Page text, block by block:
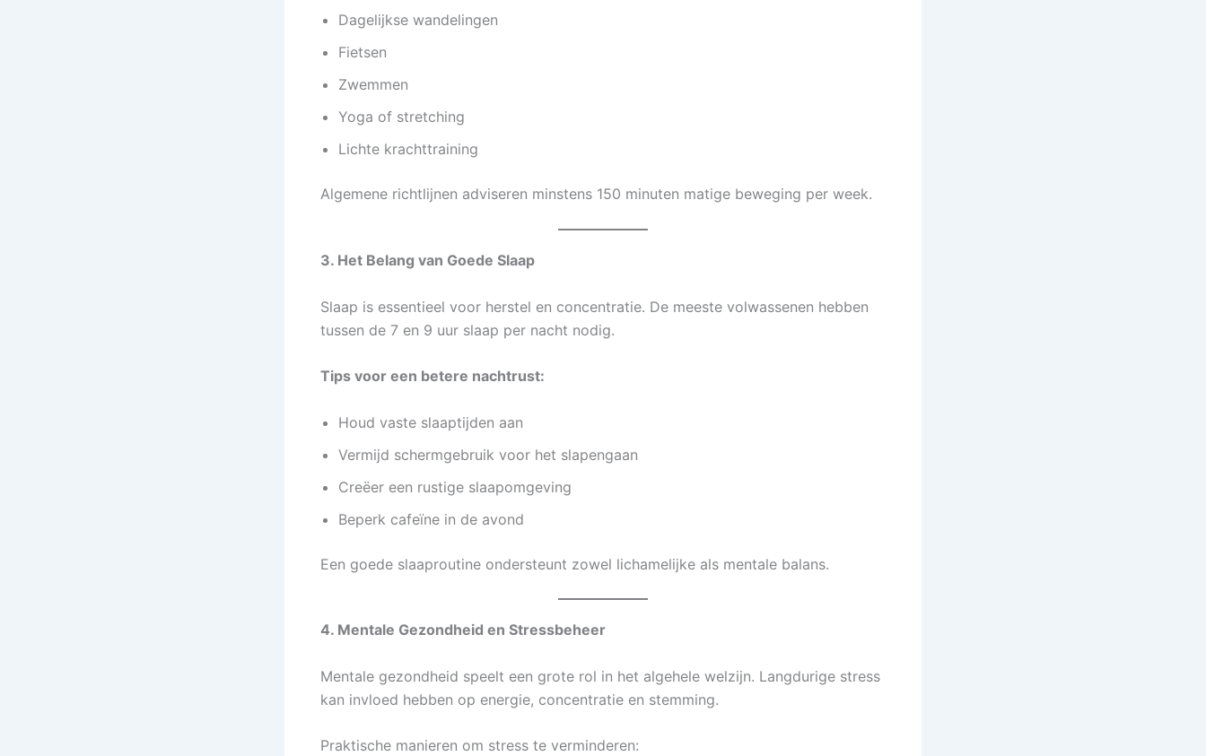
Dagelijkse wandelingen
Fietsen
Zwemmen
Yoga of stretching
Lichte krachttraining
Algemene richtlijnen adviseren minstens 150 minuten matige beweging per week.
3. Het Belang van Goede Slaap
Slaap is essentieel voor herstel en concentratie. De meeste volwassenen hebben
tussen de 7 en 9 uur slaap per nacht nodig.
Tips voor een betere nachtrust:
Houd vaste slaaptijden aan
Vermijd schermgebruik voor het slapengaan
Creëer een rustige slaapomgeving
Beperk cafeïne in de avond
Een goede slaaproutine ondersteunt zowel lichamelijke als mentale balans.
4. Mentale Gezondheid en Stressbeheer
Mentale gezondheid speelt een grote rol in het algehele welzijn. Langdurige stress
kan invloed hebben op energie, concentratie en stemming.
Praktische manieren om stress te verminderen: